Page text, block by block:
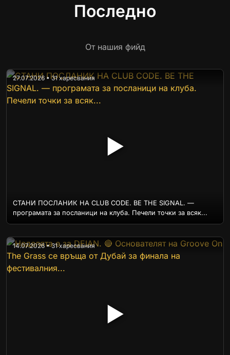
Последно
От нашия фийд
▶
27.07.2026 • 31 харесвания
СТАНИ ПОСЛАНИК НА CLUB CODE. BE THE SIGNAL. —
програмата за посланици на клуба. Печели точки за всяк...
▶
14.07.2026 • 31 харесвания